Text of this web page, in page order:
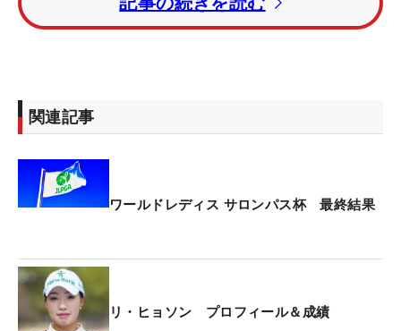
さを印象づけた。トータル6アンダーで迎えた最終
18番。「挑戦しよう。イチかバチかでした。ボギー
ン3メートルにつけた。続くイーグルパットを沈め
ると、スコアはトータル8アンダーに。クラブハウ
た。
になりました」。緊張がほぐれると、急に自分がや
り遂げたことへの現実味が増してくる。後続のプレ
ーが終わって優勝が決まるまでは、練習グリーンで
関連記事
ワールドレディス サロンパス杯 最終結果
リ・ヒョソン プロフィール＆成績